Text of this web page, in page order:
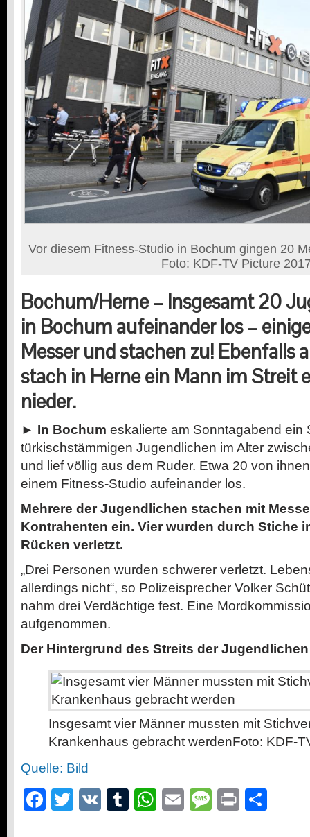
Vor diesem Fitness-Studio in Bochum gingen 20
Foto: KDF-TV Picture
Bochum/Herne – Insgesamt 20
in Bochum aufeinander los –
Messer und stachen zu! Ebenfalls
stach in Herne ein Mann im Streit
nieder.
► In Bochum eskalierte am Sonntagabend ein
türkischstämmigen Jugendlichen im Alter
und lief völlig aus dem Ruder. Etwa 20 von
einem Fitness-Studio aufeinander los.
Mehrere der Jugendlichen stachen mit
Kontrahenten ein. Vier wurden durch Stiche
Rücken verletzt.
„Drei Personen wurden schwerer verletzt.
allerdings nicht“, so Polizeisprecher Volker
nahm drei Verdächtige fest. Eine
aufgenommen.
Der Hintergrund des Streits der
Insgesamt vier Männer mussten mit
Krankenhaus gebracht werdenFoto: KDF-
Quelle: Bild
Facebook
Twitter
VK Tumblr
WhatsApp
EmailMessage
Print